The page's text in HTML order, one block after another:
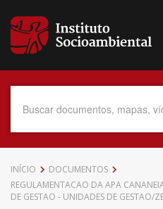
para
conteúdo
Data do Documento
INÍCIO
DOCUMENTOS
REGULAMENTACAO DA APA
DE GESTAO - UNIDADES DE GESTAO/